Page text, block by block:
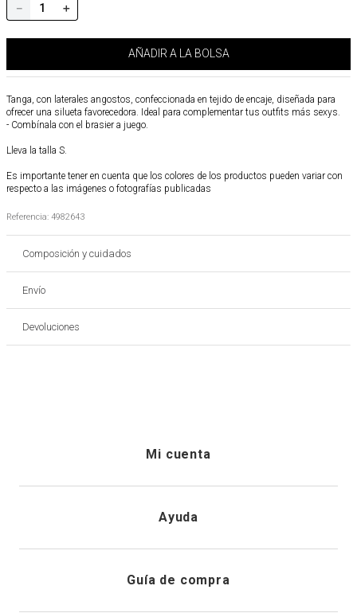
＋
－
AÑADIR A LA BOLSA
Tanga, con laterales angostos, confeccionada en tejido de encaje, diseñada para
ofrecer una silueta favorecedora. Ideal para complementar tus outfits más sexys.
- Combínala con el brasier a juego.
Lleva la talla S.
Es importante tener en cuenta que los colores de los productos pueden variar con
respecto a las imágenes o fotografías publicadas
Referencia: 4982643
Composición y cuidados
Envío
Devoluciones
Mi cuenta
Registrarme
Ayuda
Guía de compra